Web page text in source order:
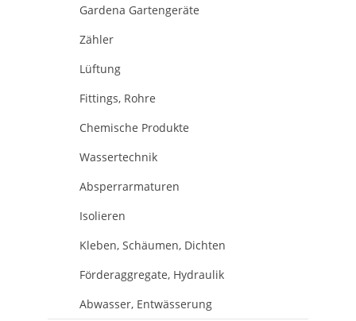
Gardena Gartengeräte
Zähler
Lüftung
Fittings, Rohre
Chemische Produkte
Wassertechnik
Absperrarmaturen
Isolieren
Kleben, Schäumen, Dichten
Förderaggregate, Hydraulik
Abwasser, Entwässerung